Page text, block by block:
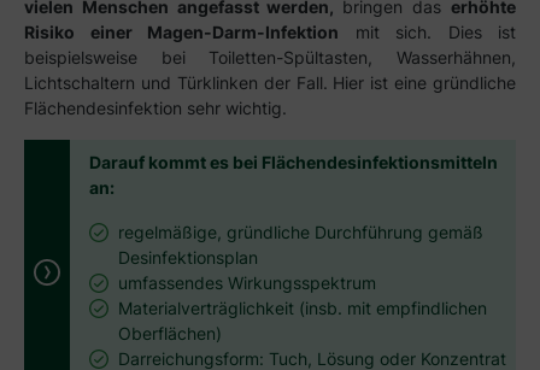
vielen Menschen angefasst werden, bringen daserhöhte
Risiko einer Magen-Darm-Infektion mit sich. Dies ist
beispielsweise bei Toiletten-Spültasten, Wasserhähnen,
Lichtschaltern und Türklinken der Fall. Hier ist eine gründliche
Flächendesinfektion sehr wichtig.
Darauf kommt es bei Flächendesinfektionsmitteln
an:
regelmäßige, gründliche Durchführung gemäß
Desinfektionsplan
umfassendes Wirkungsspektrum
Materialverträglichkeit (insb. mit empfindlichen
Oberflächen)
Darreichungsform: Tuch, Lösung oder Konzentrat